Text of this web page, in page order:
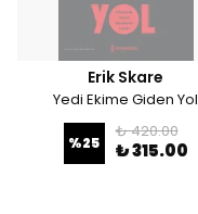
Erik Skare
Yedi Ekime Giden Yol
%25
₺ 420.00
₺ 315.00